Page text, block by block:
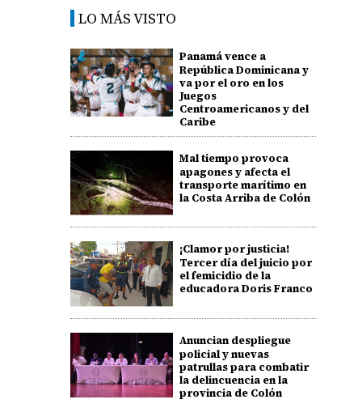
LO MÁS VISTO
Panamá vence a
República Dominicana y
va por el oro en los
Juegos
Centroamericanos y del
Caribe
Mal tiempo provoca
apagones y afecta el
transporte marítimo en
la Costa Arriba de Colón
¡Clamor por justicia!
Tercer día del juicio por
el femicidio de la
educadora Doris Franco
Anuncian despliegue
policial y nuevas
patrullas para combatir
la delincuencia en la
provincia de Colón